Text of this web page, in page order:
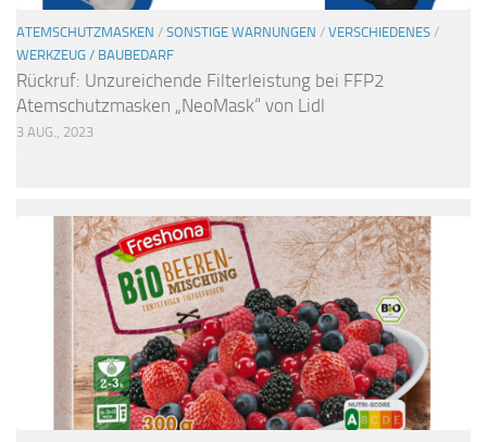
ATEMSCHUTZMASKEN / SONSTIGE WARNUNGEN / VERSCHIEDENES /
WERKZEUG / BAUBEDARF
Rückruf: Unzureichende Filterleistung bei FFP2
Atemschutzmasken „NeoMask“ von Lidl
3 AUG., 2023